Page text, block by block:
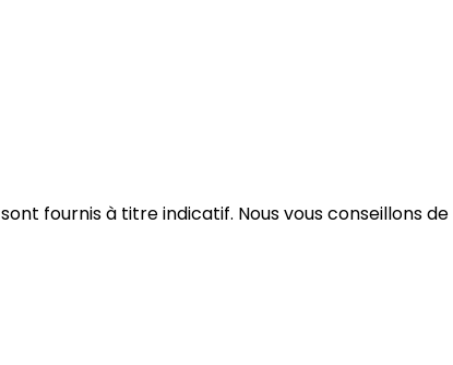
sont fournis à titre indicatif. Nous vous conseillons de